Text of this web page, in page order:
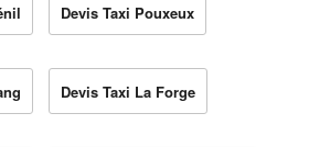
Devis Taxi Pouxeux
Devis Taxi La Forge